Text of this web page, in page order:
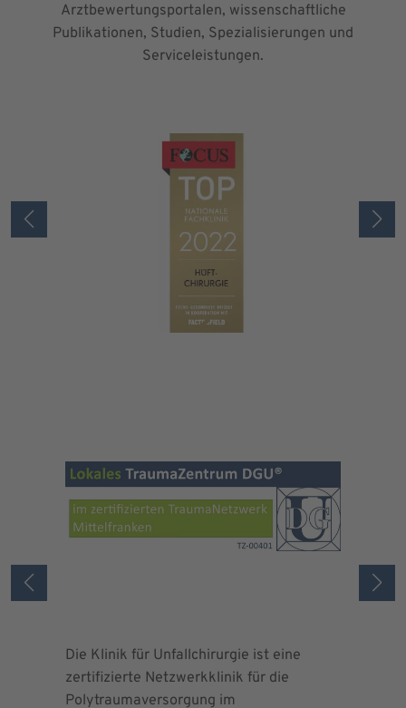
Arztbewertungsportalen, wissenschaftliche
Publikationen, Studien, Spezialisierungen und
Serviceleistungen.
Die Klinik für Unfallchirurgie ist eine
zertifizierte Netzwerkklinik für die
Polytraumaversorgung im